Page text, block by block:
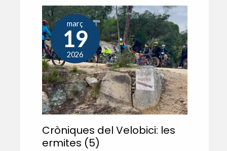
març
19
2026
Cròniques del Velobici: les
ermites (5)